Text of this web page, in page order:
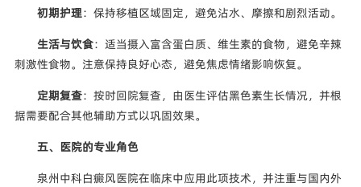
初期护理：保持移植区域固定，避免沾水、摩擦和剧烈活动。
生活与饮食：适当摄入富含蛋白质、维生素的食物，避免辛辣
刺激性食物。注意保持良好心态，避免焦虑情绪影响恢复。
定期复查：按时回院复查，由医生评估黑色素生长情况，并根
据需要配合其他辅助方式以巩固效果。
五、医院的专业角色
泉州中科白癜风医院在临床中应用此项技术，并注重与国内外